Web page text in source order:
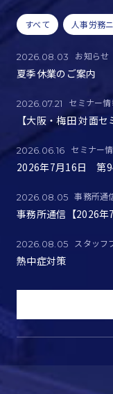
すべて 人事労務
2026.08.03 お知らせ
夏季休業のご案内
2026.07.21 セミナー
【大阪・梅田 対面
2026.06.16 セミナー
2026年7月16日 第
2026.08.05 事務所通
事務所通信【2026年7
2026.08.05 スタッフ
熱中症対策